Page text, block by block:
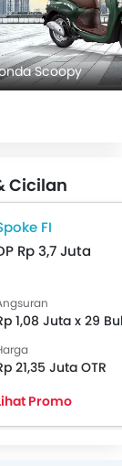
Scoopy
Cicilan
FI
Rp 3,7 Juta
1,08 Juta x 29
21,35 Juta OTR
Promo